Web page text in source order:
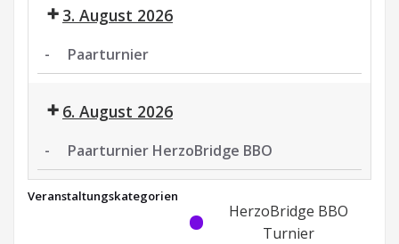
3. August 2026
- Paarturnier
6. August 2026
- Paarturnier HerzoBridge BBO
Paarturnier
HerzoBridge
Veranstaltungskategorien
Kategorie
ohne
Kategorie
HerzoBridge BBO
Turnier